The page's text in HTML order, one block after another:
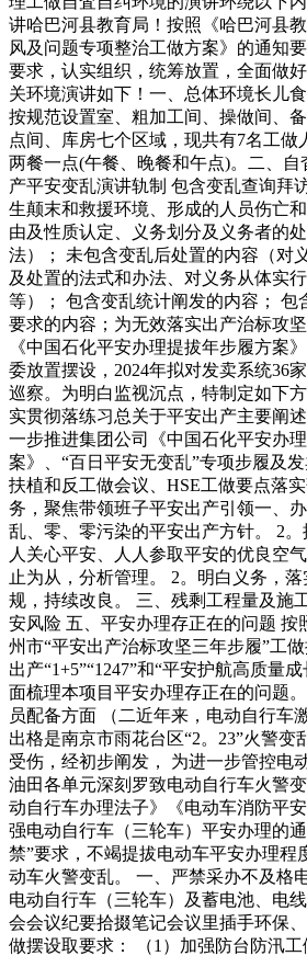
讲哈巴河县教育局！按照《哈巴河县
风及问题专项整治工做方案》的通知
要求，认实组织，统筹放置，全面做
关环境演讲如下！一、总体环境长儿
按规范设置室、粗加工间、操做间、
点间、库房七个区域，现共有7名工做
两餐一点(午餐、晚餐和午点)。二、自
产平安变乱演讲轨制 包含变乱查询拜
生颠末和救援环境、形成的人员伤亡
由及性质认定、义务划分及义务者的
法）； 未包含变乱后处置的内容（对
及处置的法式和办法、对义务从体实
等）； 包含变乱统计阐发的内容； 包
要求的内容；为无效落实出产治标攻
《中国石化平安办理提拔年步履方案
委放置摆设，2024年拟对发卖系统36
巡察。为明白监视沉点，特制定如下
实贯彻落练习总关于平安出产主要阐
一步推进集团公司《中国石化平安办
案》、“百日平安无变乱”专项步履及
扶植和反工做会议、HSE工做要点落
务，聚焦带领班子平安出产引领一、
乱、零、零污染的平安出产方针。 2
人关心平安、人人参取平安的优良空
止为从，分析管理。 2。明白义务，
规，持续改良。 三、残剩工程量及施
安风险 五、平安办理存正在的问题 按
州市“平安出产治标攻坚三年步履”工
出产“1+5”“1247”和“平安护航高质量
面梳理本项目平安办理存正在的问题
员配备方面 （二近年来，电动自行车
出格是南京市雨花台区“2。23”火警变
受伤，经初步阐发， 为进一步管控电
油田各单元深刻罗致电动自行车火警
动自行车办理法子》《电动车消防平
强电动自行车（三轮车）平安办理的
禁”要求，不竭提拔电动车平安办理程
动车火警变乱。 一、严禁采办不及格
电动自行车（三轮车）及蓄电池、电
会会议纪要拾掇笔记会议里插手环保
做摆设取要求： （1）加强防台防汛工